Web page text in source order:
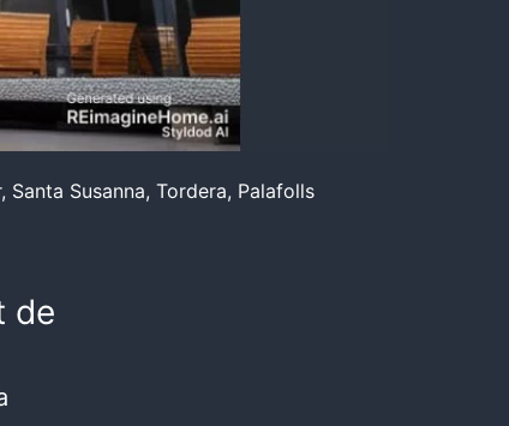
Susanna, Tordera, Palafolls
de